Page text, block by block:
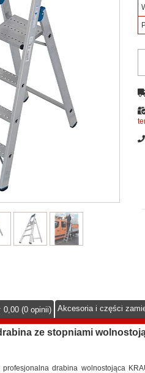
0,00 (0 opinii) Akcesoria i części
ze stopniami
profesjonalna drabina wolnostojąca